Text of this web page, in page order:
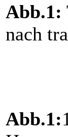
Abb.1:
nach
Abb.1: